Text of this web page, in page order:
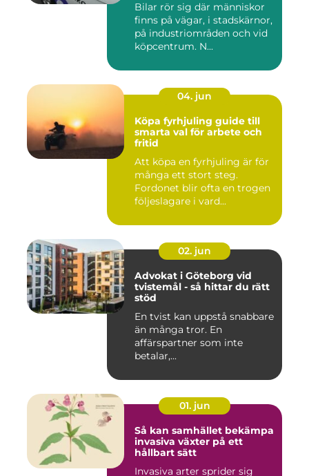
Bilar rör sig där människor
finns på vägar, i stadskärnor,
på industriområden och vid
köpcentrum. N...
04. jun
Köpa fyrhjuling guide till
smarta val för arbete och
fritid
Att köpa en fyrhjuling är för
många ett stort steg.
Fordonet blir ofta en trogen
följeslagare i vard...
02. jun
Advokat i Göteborg vid
tvistemål - så hittar du rätt
stöd
En tvist kan uppstå snabbare
än många tror. En
affärspartner som inte
betalar,...
01. jun
Så kan samhället bekämpa
invasiva växter på ett
hållbart sätt
Invasiva arter sprider sig